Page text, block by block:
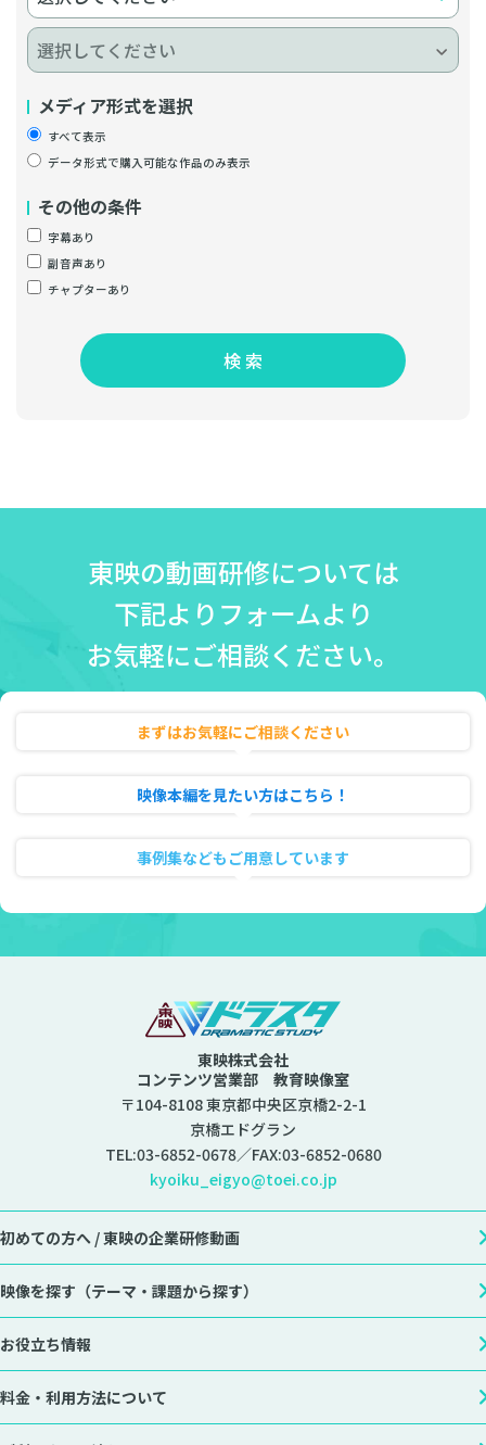
メディア形式を選択
すべて表示
データ形式で購入可能な作品のみ表示
その他の条件
字幕あり
副音声あり
チャプターあり
検 索
東映の動画研修については
下記よりフォームより
お気軽にご相談ください。
まずはお気軽にご相談ください
映像本編を見たい方はこちら！
事例集などもご用意しています
東映株式会社
コンテンツ営業部 教育映像室
〒104-8108 東京都中央区京橋2-2-1
京橋エドグラン
TEL:03-6852-0678／FAX:03-6852-0680
kyoiku_eigyo@toei.co.jp
初めての方へ /東映の企業研修動画
映像を探す （テーマ・課題から探す）
お役立ち情報
料金・利用方法について